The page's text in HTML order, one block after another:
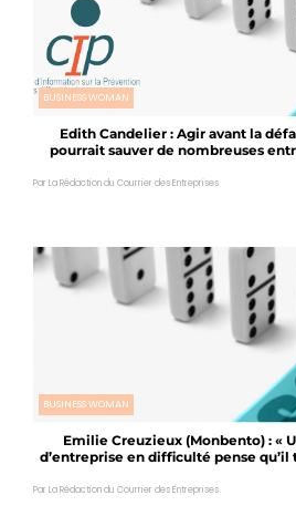
BUSINESS WOMAN
Edith Candelier : Agir avant la
pourrait sauver de nombreuses
Par La Rédaction du Courrier des Entreprises
BUSINESS WOMAN
Emilie Creuzieux (Monbento) : «
d’entreprise en difficulté pense qu’il
Par La Rédaction du Courrier des Entreprises